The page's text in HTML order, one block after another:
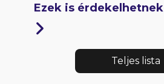
Ezek is érdekelhetnek
Teljes lista